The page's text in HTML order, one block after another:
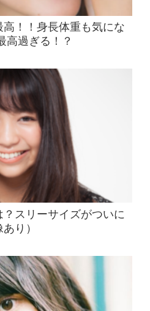
！！身長体重も気にな
高過ぎる！？
スリーサイズがついに
り）